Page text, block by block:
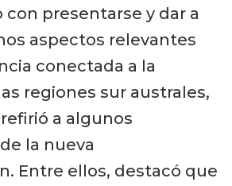
presentarse y dar a
aspectos relevantes
conectada a la
regiones sur australes,
a algunos
la nueva
Entre ellos, destacó que